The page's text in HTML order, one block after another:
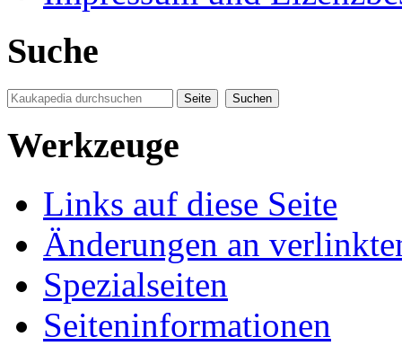
Suche
Werkzeuge
Links auf diese Seite
Änderungen an
Spezialseiten
Seiten­informationen